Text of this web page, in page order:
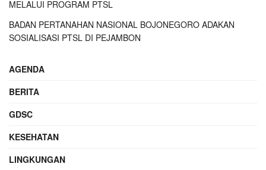
MELALUI PROGRAM PTSL
BADAN PERTANAHAN NASIONAL BOJONEGORO ADAKAN
SOSIALISASI PTSL DI PEJAMBON
AGENDA
BERITA
GDSC
KESEHATAN
LINGKUNGAN